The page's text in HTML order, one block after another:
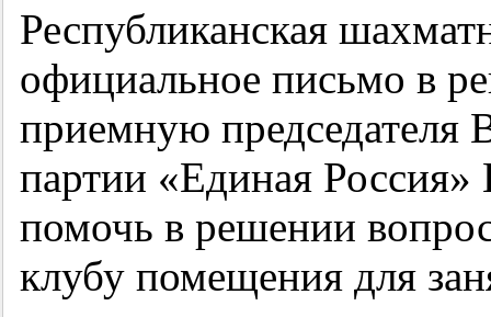
Республиканская
официальное письмо в
приемную председателя
партии «Единая
помочь в решении
клубу помещения для